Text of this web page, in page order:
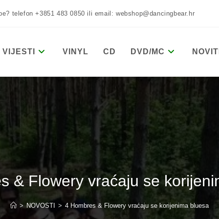
telefon +3851 483 0850 ili email: webshop@dancingbear.hr
VIJESTI VINYL CD DVD/MC
& Flowery vraćaju se
> NOVOSTI > 4 Hombres & Flowery vraćaju se korijenima bluesa